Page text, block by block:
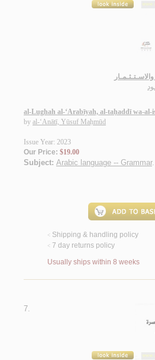
al-Lughah al-‘Arabīyah, al-taḥaddī wa-al-
by al-‘Anātī, Yūsuf Maḥmūd
Issue Year: 2023
Our Price: $19.00
Subject: Arabic language -- Grammar.
< Shipping & handling policy
< 7 day returns policy
Usually ships within 8 weeks
7.